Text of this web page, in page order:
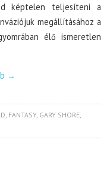
képtelen teljesíteni a
megállításához a
élő ismeretlen
→
FANTASY, GARY SHORE